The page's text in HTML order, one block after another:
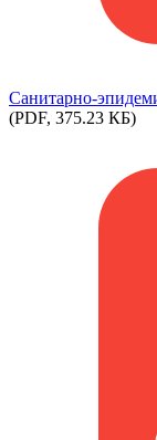
Cанитарно-
(PDF, 375.23 КБ)